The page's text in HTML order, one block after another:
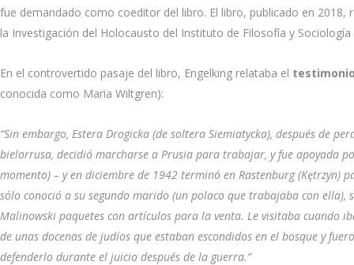
fue demandado como coeditor del libro. El libro, publicado en
la Investigación del Holocausto del Instituto de Filosofía y Sociología
En el controvertido pasaje del libro, Engelking relataba el
conocida como Maria Wiltgren):
“Sin embargo, Estera Drogicka (de soltera Siemiatycka), después de
bielorrusa, decidió marcharse a Prusia para trabajar, y fue apoyada
momento) – y en diciembre de 1942 terminó en Rastenburg
sólo conoció a su segundo marido (un polaco que trabajaba con
Malinowski paquetes con artículos para la venta. Le visitaba cuando
de unas docenas de judíos que estaban escondidos en el bosque y
defenderlo durante el juicio después de la guerra.”